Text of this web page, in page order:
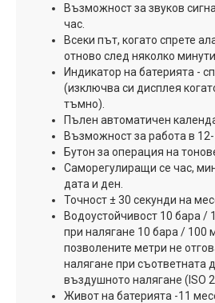
Възможност за звуков
час.
Всеки път, когато спрете
отново след няколко
Индикатор на батерията -
(изключва си дисплея
тъмно).
Пълен автоматичен
Възможност за работа в
Бутон за операция на
Саморегулиращи се час,
дата и ден.
Точност ± 30 секунди на
Водоустойчивост 10 бара /
при налягане 10 бара / 100
позволените метри не
налягане при съответната
въздушното налягане (ISO
Живот на батерията -11